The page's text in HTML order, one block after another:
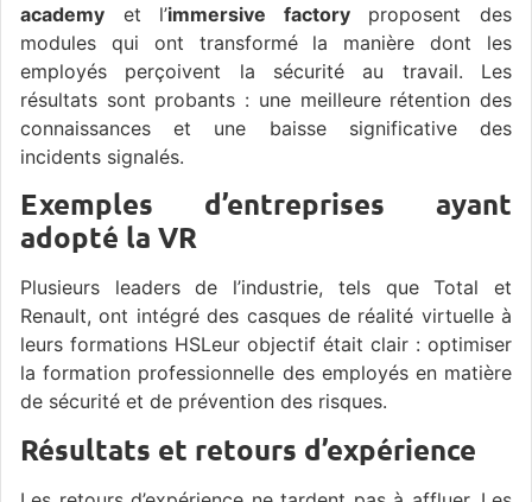
academy et l’immersive factoryproposent des
modules qui ont transformé la manière dont les
employés perçoivent la sécurité au travail. Les
résultats sont probants : une meilleure rétention des
connaissances et une baisse significative des
incidents signalés.
Exemples d’entreprises ayant
adopté la VR
Plusieurs leaders de l’industrie, tels que Total et
Renault, ont intégré des casques de réalité virtuelle à
leurs formations HSLeur objectif était clair : optimiser
la formation professionnelle des employés en matière
de sécurité et de prévention des risques.
Résultats et retours d’expérience